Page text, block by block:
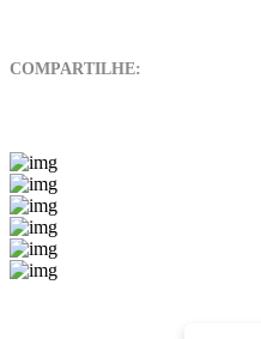
COMPARTILHE: